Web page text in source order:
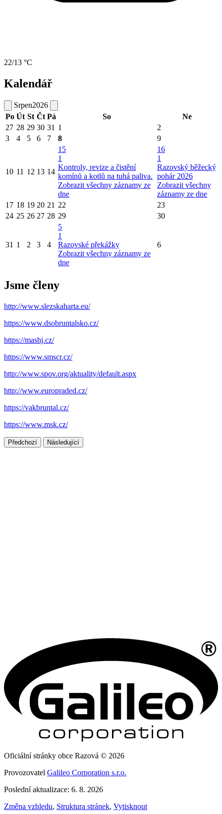
22/13 °C
Kalendář
Srpen2026
Po Út St Čt Pá So
Ne
27 28 29 30 31 1
2
3
4 5 6 7 8 9
10 11 12 13 14
15
1
Kontroly, revize a čistění
komínů a kotlů na tuhá paliva.
Zobrazit všechny záznamy ze
dne
16
1
Razovský běžecký
pohár 2026
Zobrazit všechny
záznamy ze dne
17 18 19 20 21 22
23
24 25 26 27 28 29 30
31 1 2 3 4
5
1
Razovské překážky
Zobrazit všechny záznamy ze
dne
6
Jsme členy
http://www.slezskaharta.eu/
https://www.dsobruntalsko.cz/
https://mashj.cz/
https://www.smscr.cz/
http://www.spov.org/aktuality/default.aspx
http://www.europraded.cz/
https://vakbruntal.cz/
https://www.msk.cz/
Předchozí Následující
Oficiální stránky obce Razová © 2026
Provozovatel Galileo Corporation s.r.o.
Poslední aktualizace: 6. 8. 2026
Změna vzhledu, Struktura stránek, Vytisknout